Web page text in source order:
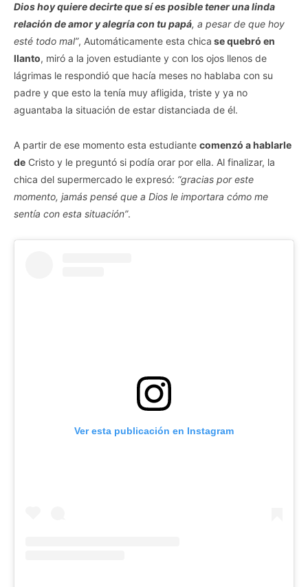
Dios hoy quiere decirte que sí es posible tener una linda
relación de amor y alegría con tu papá, a pesar de que hoy
esté todo mal”, Automáticamente esta chica se quebró en
llanto, miró a la joven estudiante y con los ojos llenos de
lágrimas le respondió que hacía meses no hablaba con su
padre y que esto la tenía muy afligida, triste y ya no
aguantaba la situación de estar distanciada de él.
A partir de ese momento esta estudiante comenzó a hablarle
de Cristo y le preguntó si podía orar por ella. Al finalizar, la
chica del supermercado le expresó: “gracias por este
momento, jamás pensé que a Dios le importara cómo me
sentía con esta situación”.
Ver esta publicación en Instagram